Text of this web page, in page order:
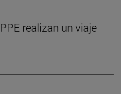
realizan un viaje